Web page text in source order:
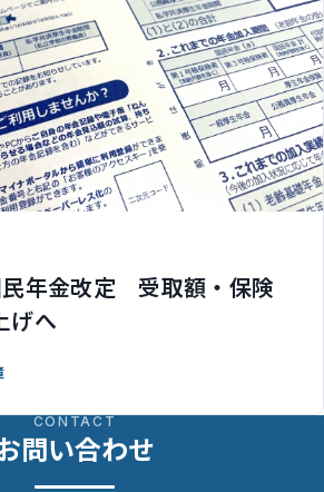
年金改定 受取額・保険
げへ
CONTACT
問い合わせ